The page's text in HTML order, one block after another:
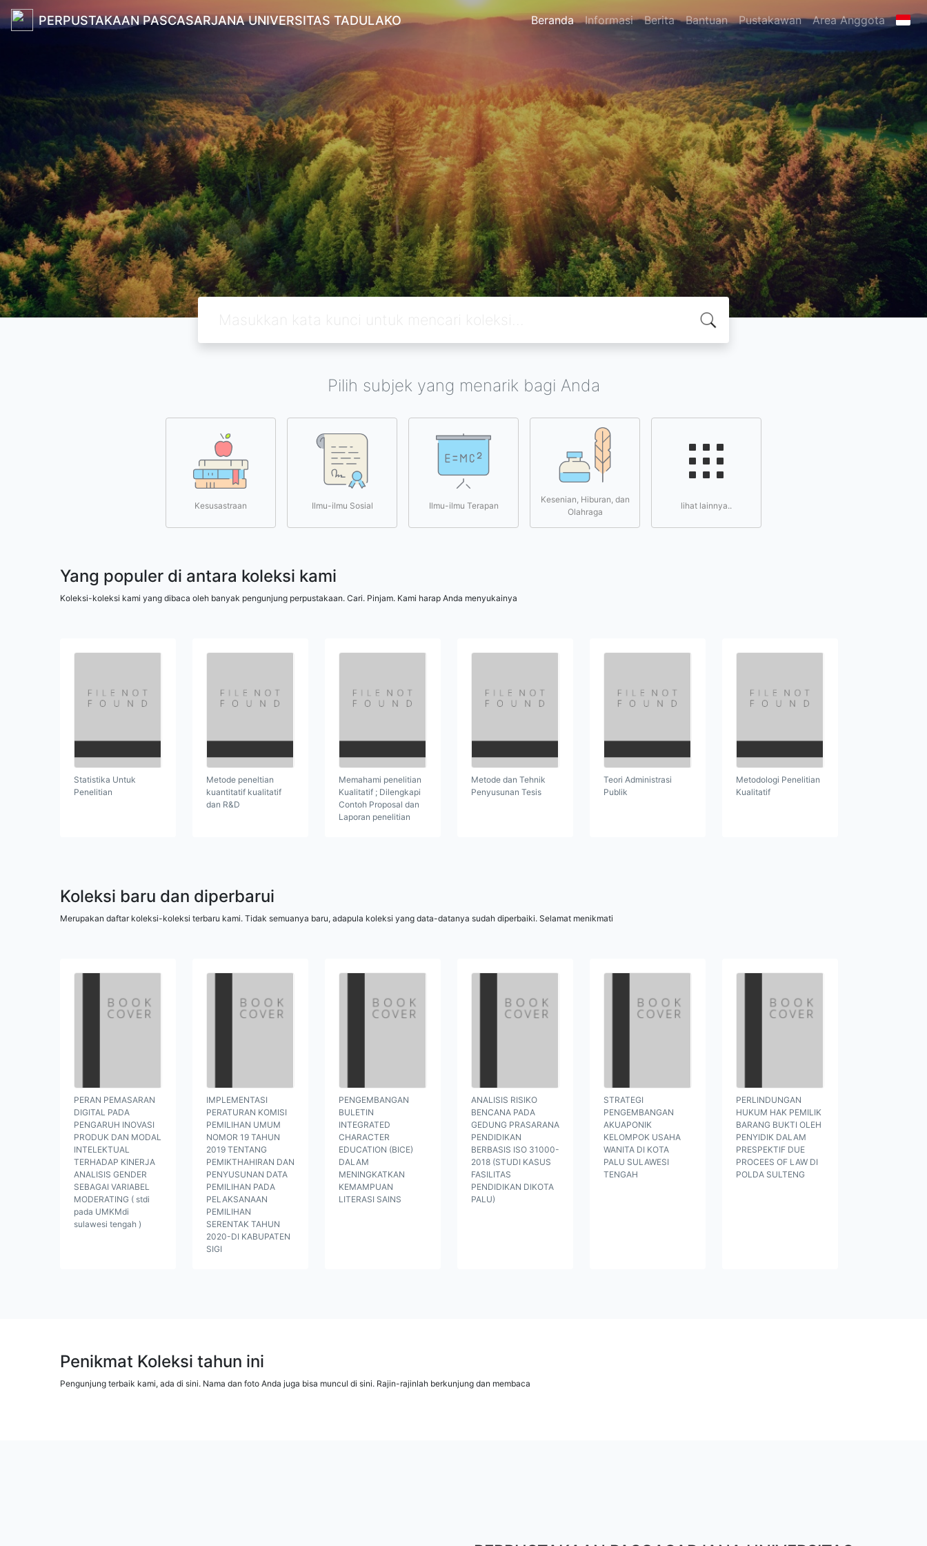
PERPUSTAKAAN PASCASARJANA UNIVERSITAS TADULAKO Beranda Informasi Berita Bantuan Pustakawan Area Anggota
Pilih subjek yang menarik bagi Anda
Kesusastraan Ilmu-ilmu Sosial Ilmu-ilmu Terapan
Kesenian, Hiburan, dan
Olahraga
lihat lainnya..
Yang populer di antara koleksi kami
Koleksi-koleksi kami yang dibaca oleh banyak pengunjung perpustakaan. Cari. Pinjam. Kami harap Anda menyukainya
Statistika Untuk
Penelitian
Metode peneltian
kuantitatif kualitatif
dan R&D
Memahami penelitian
Kualitatif ; Dilengkapi
Contoh Proposal dan
Laporan penelitian
Metode dan Tehnik
Penyusunan Tesis
Teori Administrasi
Publik
Metodologi Penelitian
Kualitatif
Koleksi baru dan diperbarui
Merupakan daftar koleksi-koleksi terbaru kami. Tidak semuanya baru, adapula koleksi yang data-datanya sudah diperbaiki. Selamat menikmati
PERAN PEMASARAN
DIGITAL PADA
PENGARUH INOVASI
PRODUK DAN MODAL
INTELEKTUAL
TERHADAP KINERJA
ANALISIS GENDER
SEBAGAI VARIABEL
MODERATING ( stdi
pada UMKMdi
sulawesi tengah )
IMPLEMENTASI
PERATURAN KOMISI
PEMILIHAN UMUM
NOMOR 19 TAHUN
2019 TENTANG
PEMIKTHAHIRAN DAN
PENYUSUNAN DATA
PEMILIHAN PADA
PELAKSANAAN
PEMILIHAN
SERENTAK TAHUN
2020-DI KABUPATEN
SIGI
PENGEMBANGAN
BULETIN
INTEGRATED
CHARACTER
EDUCATION (BICE)
DALAM
MENINGKATKAN
KEMAMPUAN
LITERASI SAINS
ANALISIS RISIKO
BENCANA PADA
GEDUNG PRASARANA
PENDIDIKAN
BERBASIS ISO 31000-
2018 (STUDI KASUS
FASILITAS
PENDIDIKAN DIKOTA
PALU)
STRATEGI
PENGEMBANGAN
AKUAPONIK
KELOMPOK USAHA
WANITA DI KOTA
PALU SULAWESI
TENGAH
PERLINDUNGAN
HUKUM HAK PEMILIK
BARANG BUKTI OLEH
PENYIDIK DALAM
PRESPEKTIF DUE
PROCEES OF LAW DI
POLDA SULTENG
Penikmat Koleksi tahun ini
Pengunjung terbaik kami, ada di sini. Nama dan foto Anda juga bisa muncul di sini. Rajin-rajinlah berkunjung dan membaca